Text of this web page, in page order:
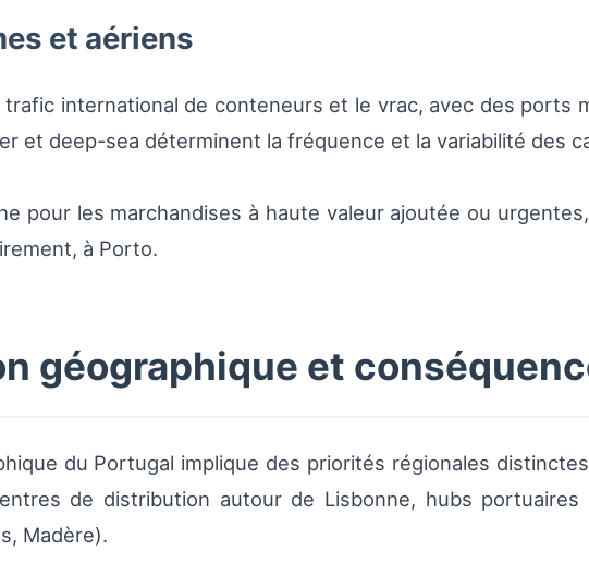
et aériens
international de conteneurs et le vrac, avec des ports
et deep-sea déterminent la fréquence et la variabilité des
pour les marchandises à haute valeur ajoutée ou
à Porto.
géographique et
du Portugal implique des priorités régionales
de distribution autour de Lisbonne, hubs
Madère).